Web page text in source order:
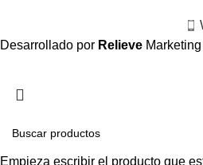
Desarrollado por Relieve
Empieza escribir el producto que